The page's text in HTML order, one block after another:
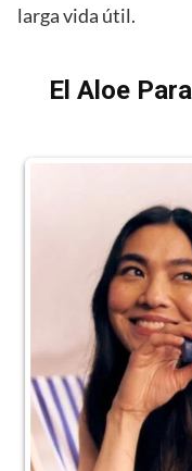
larga vida útil.
El Aloe